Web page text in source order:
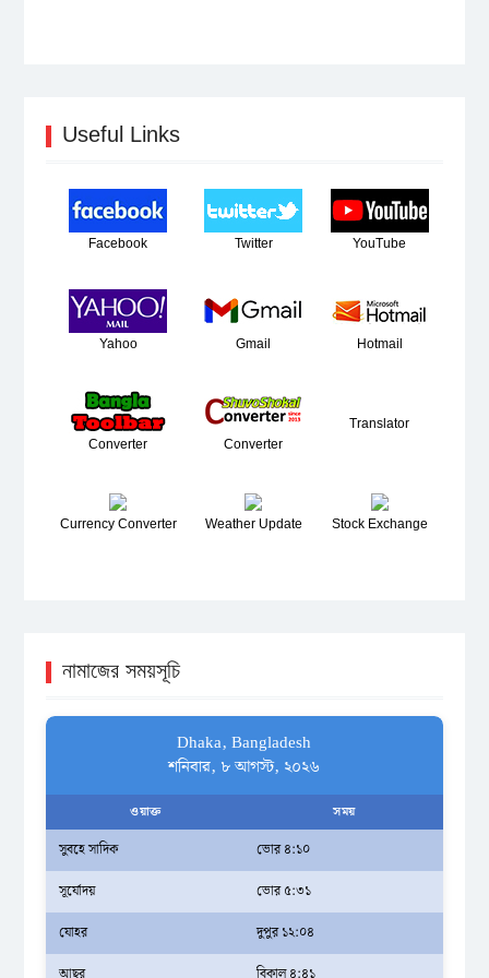
Useful Links
Facebook Twitter YouTube
Yahoo Gmail Hotmail
Converter Converter
Translator
Currency Converter Weather Update Stock Exchange
নামাজের সময়সূচি
Dhaka, Bangladesh
শনিবার, ৮ আগস্ট, ২০২৬
ওয়াক্ত সময়
সুবহে সাদিক
ভোর ৪:১০
সূর্যোদয়
ভোর ৫:৩১
যোহর
দুপুর ১২:০৪